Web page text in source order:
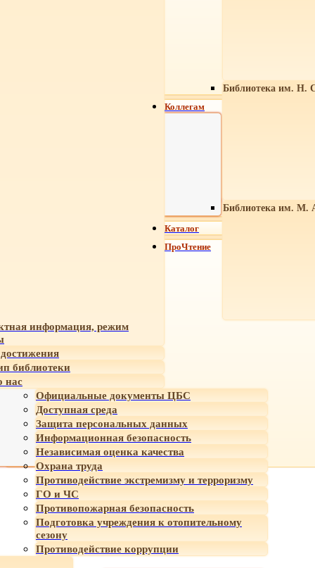
Библиотека им. Н.
Библиотека им. М.
информация, режим
библиотеки
нас
Официальные документы ЦБС
Доступная среда
Защита персональных данных
Информационная безопасность
Независимая оценка качества
Охрана труда
Противодействие экстремизму и терроризму
ГО и ЧС
Противопожарная безопасность
Подготовка учреждения к отопительному
сезону
Противодействие коррупции
Коллегам
Каталог
ПроЧтение